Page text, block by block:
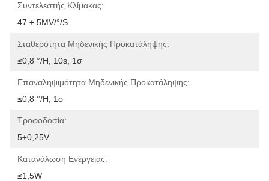
Συντελεστής Κλίμακας:
47 ± 5MV/°/s
Σταθερότητα Μηδενικής Προκατάληψης:
≤0,8 °/h, 10s, 1σ
Επαναληψιμότητα Μηδενικής Προκατάληψης:
≤0,8 °/h, 1σ
Τροφοδοσία:
5±0,25V
Κατανάλωση Ενέργειας:
≤1,5W